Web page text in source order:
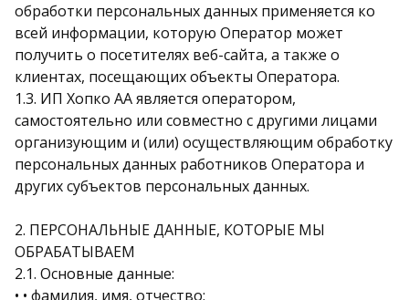
обработки персональных данных применяется ко
всей информации, которую Оператор может
получить о посетителях веб-сайта, а также о
клиентах, посещающих объекты Оператора.
1.3. ИП Хопко АА является оператором,
самостоятельно или совместно с другими лицами
организующим и (или) осуществляющим обработку
персональных данных работников Оператора и
других субъектов персональных данных.
2. ПЕРСОНАЛЬНЫЕ ДАННЫЕ, КОТОРЫЕ МЫ
ОБРАБАТЫВАЕМ
2.1. Основные данные:
• • фамилия, имя, отчество;